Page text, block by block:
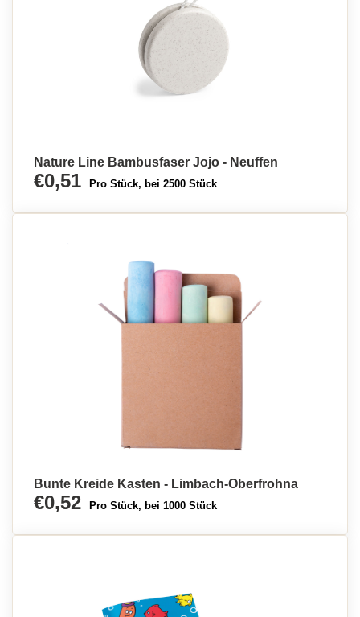
Nature Line Bambusfaser Jojo - Neuffen
€0,51 Pro Stück, bei 2500 Stück
Bunte Kreide Kasten - Limbach-Oberfrohna
€0,52 Pro Stück, bei 1000 Stück